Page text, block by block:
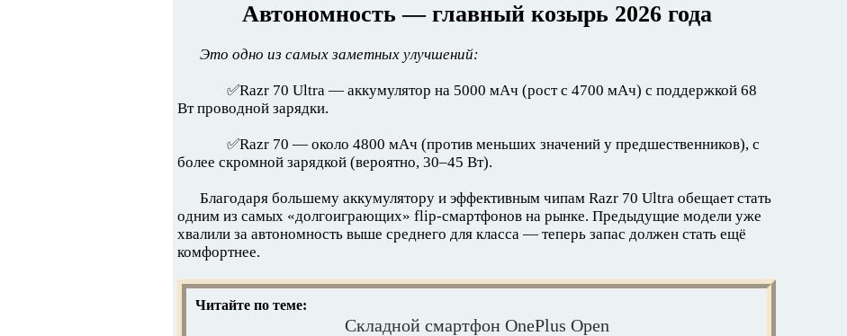
Автономность — главный козырь 2026 года
Это одно из самых заметных улучшений:
✅Razr 70 Ultra — аккумулятор на 5000 мАч (рост с 4700 мАч) с поддержкой 68
Вт проводной зарядки.
✅Razr 70 — около 4800 мАч (против меньших значений у предшественников), с
более скромной зарядкой (вероятно, 30–45 Вт).
Благодаря большему аккумулятору и эффективным чипам Razr 70 Ultra обещает стать
одним из самых «долгоиграющих» flip-смартфонов на рынке. Предыдущие модели уже
хвалили за автономность выше среднего для класса — теперь запас должен стать ещё
комфортнее.
Читайте по теме:
Складной смартфон OnePlus Open